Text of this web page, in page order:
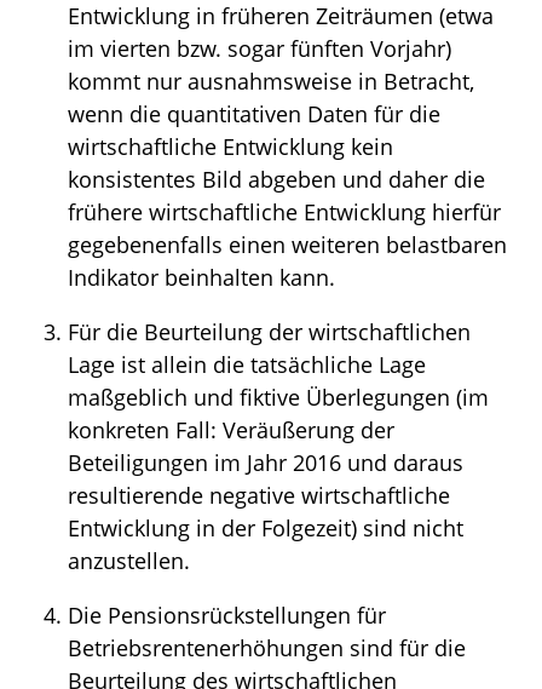
Entwicklung in früheren Zeiträumen (etwa
im vierten bzw. sogar fünften Vorjahr)
kommt nur ausnahmsweise in Betracht,
wenn die quantitativen Daten für die
wirtschaftliche Entwicklung kein
konsistentes Bild abgeben und daher die
frühere wirtschaftliche Entwicklung hierfür
gegebenenfalls einen weiteren belastbaren
Indikator beinhalten kann.
Für die Beurteilung der wirtschaftlichen
Lage ist allein die tatsächliche Lage
maßgeblich und fiktive Überlegungen (im
konkreten Fall: Veräußerung der
Beteiligungen im Jahr 2016 und daraus
resultierende negative wirtschaftliche
Entwicklung in der Folgezeit) sind nicht
anzustellen.
Die Pensionsrückstellungen für
Betriebsrentenerhöhungen sind für die
Beurteilung des wirtschaftlichen